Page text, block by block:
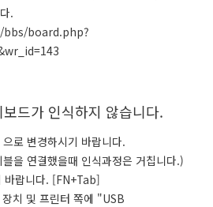
.
board.php?
드가 인식하지 않습니다.
로 변경하시기 바랍니다.
을 연결했을때 인식과정은 거칩니다.)
바랍니다. [FN+Tab]
치 및 프린터 쪽에 "USB